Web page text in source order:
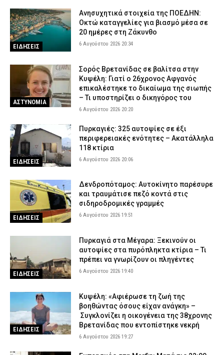
ΕΙΔΗΣΕΙΣ
Ανησυχητικά στοιχεία της ΠΟΕΔΗΝ:
Οκτώ καταγγελίες για βιασμό μέσα σε
20 ημέρες στη Ζάκυνθο
6 Αυγούστου 2026 20:34
ΑΣΤΥΝΟΜΙΑ
Σορός Βρετανίδας σε βαλίτσα στην
Κυψέλη: Γιατί ο 26χρονος Αφγανός
επικαλέστηκε το δικαίωμα της σιωπής
– Τι υποστηρίζει ο δικηγόρος του
6 Αυγούστου 2026 20:20
ΕΙΔΗΣΕΙΣ
Πυρκαγιές: 325 αυτοψίες σε έξι
περιφερειακές ενότητες – Ακατάλληλα
118 κτίρια
6 Αυγούστου 2026 20:06
ΕΙΔΗΣΕΙΣ
Δενδροπόταμος: Αυτοκίνητο παρέσυρε
και τραυμάτισε πεζό κοντά στις
σιδηροδρομικές γραμμές
6 Αυγούστου 2026 19:51
ΕΙΔΗΣΕΙΣ
Πυρκαγιά στα Μέγαρα: Ξεκινούν οι
αυτοψίες στα πυρόπληκτα κτίρια – Τι
πρέπει να γνωρίζουν οι πληγέντες
6 Αυγούστου 2026 19:40
ΕΙΔΗΣΕΙΣ
Κυψέλη: «Αφιέρωσε τη ζωή της
βοηθώντας όσους είχαν ανάγκη» –
Συγκλονίζει η οικογένεια της 38χρονης
Βρετανίδας που εντοπίστηκε νεκρή
6 Αυγούστου 2026 19:27